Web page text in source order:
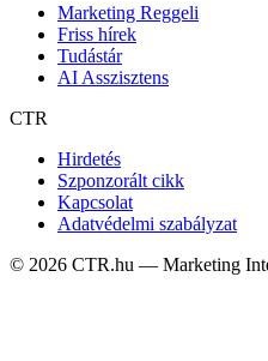
Marketing Reggeli
Friss hírek
Tudástár
AI Asszisztens
CTR
Hirdetés
Szponzorált cikk
Kapcsolat
Adatvédelmi szabályzat
© 2026 CTR.hu — Marketing